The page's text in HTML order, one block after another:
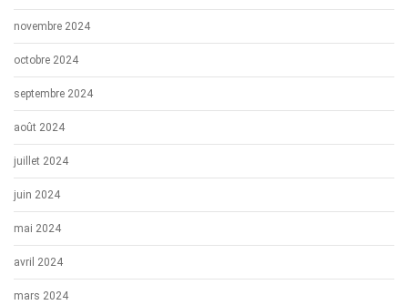
novembre 2024
octobre 2024
septembre 2024
août 2024
juillet 2024
juin 2024
mai 2024
avril 2024
mars 2024